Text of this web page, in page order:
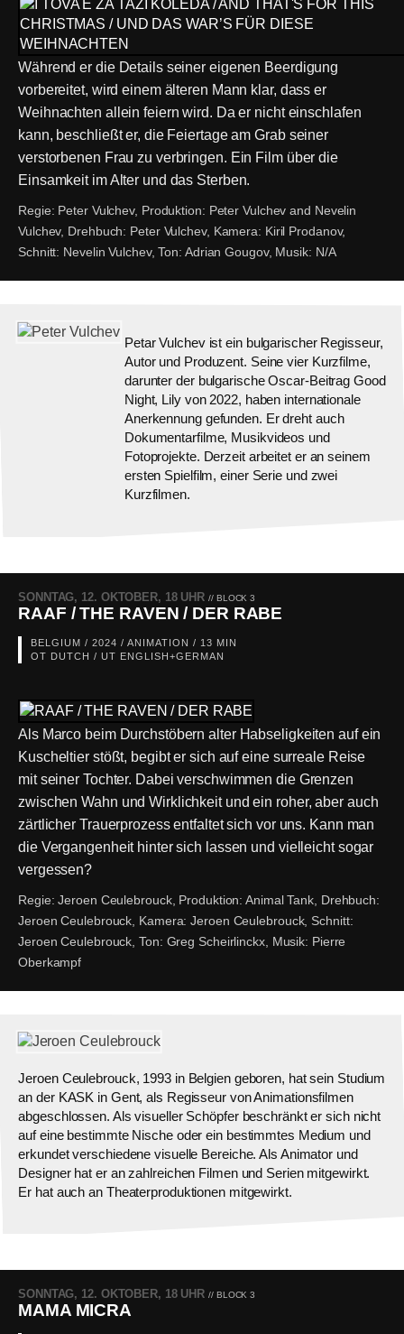
Während er die Details seiner eigenen Beerdigung
vorbereitet, wird einem älteren Mann klar, dass er
Weihnachten allein feiern wird. Da er nicht einschlafen
kann, beschließt er, die Feiertage am Grab seiner
verstorbenen Frau zu verbringen. Ein Film über die
Einsamkeit im Alter und das Sterben.
Regie: Peter Vulchev, Produktion: Peter Vulchev and Nevelin
Vulchev, Drehbuch: Peter Vulchev, Kamera: Kiril Prodanov,
Schnitt: Nevelin Vulchev,Ton: Adrian Gougov, Musik: N/A
Petar Vulchev ist ein bulgarischer Regisseur,
Autor und Produzent. Seine vier Kurzfilme,
darunter der bulgarische Oscar-Beitrag Good
Night, Lily von 2022, haben internationale
Anerkennung gefunden. Er dreht auch
Dokumentarfilme, Musikvideos und
Fotoprojekte. Derzeit arbeitet er an seinem
ersten Spielfilm, einer Serie und zwei
Kurzfilmen.
SONNTAG, 12. OKTOBER, 18 UHR// BLOCK 3
RAAF / THE RAVEN / DER RABE
BELGIUM / 2024 / ANIMATION / 13 MIN
OT DUTCH / UT ENGLISH+GERMAN
Als Marco beim Durchstöbern alter Habseligkeiten auf ein
Kuscheltier stößt, begibt er sich auf eine surreale Reise
mit seiner Tochter. Dabei verschwimmen die Grenzen
zwischen Wahn und Wirklichkeit und ein roher, aber auch
zärtlicher Trauerprozess entfaltet sich vor uns. Kann man
die Vergangenheit hinter sich lassen und vielleicht sogar
vergessen?
Regie: Jeroen Ceulebrouck, Produktion: Animal Tank, Drehbuch:
Jeroen Ceulebrouck, Kamera: Jeroen Ceulebrouck, Schnitt:
Jeroen Ceulebrouck,Ton: Greg Scheirlinckx, Musik: Pierre
Oberkampf
Jeroen Ceulebrouck, 1993 in Belgien geboren, hat sein Studium
an der KASK in Gent, als Regisseur von Animationsfilmen
abgeschlossen. Als visueller Schöpfer beschränkt er sich nicht
auf eine bestimmte Nische oder ein bestimmtes Medium und
erkundet verschiedene visuelle Bereiche. Als Animator und
Designer hat er an zahlreichen Filmen und Serien mitgewirkt.
Er hat auch an Theaterproduktionen mitgewirkt.
SONNTAG, 12. OKTOBER, 18 UHR// BLOCK 3
MAMA MICRA